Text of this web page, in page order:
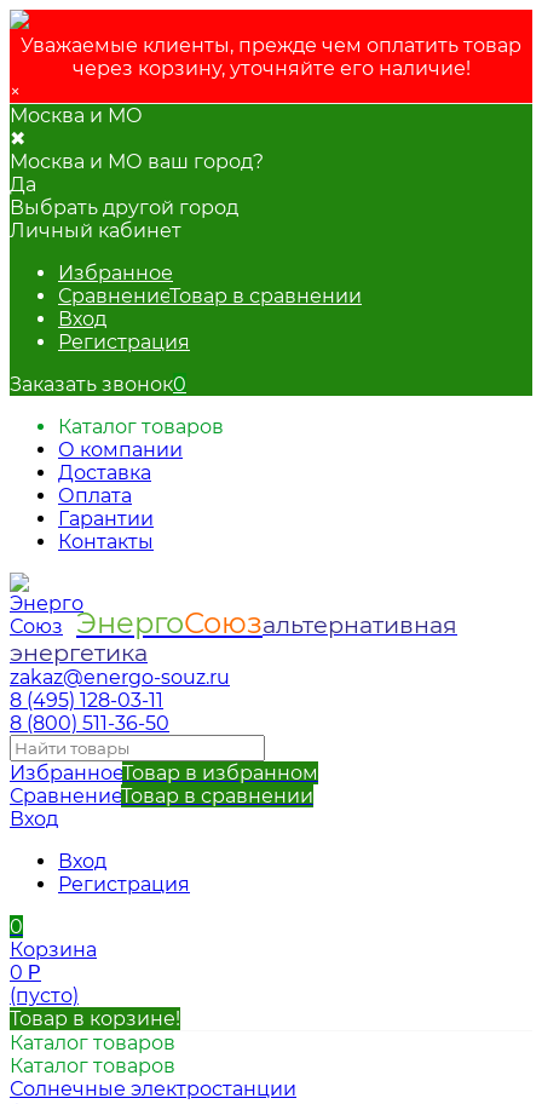
Уважаемые клиенты, прежде чем оплатить товар
через корзину, уточняйте его наличие!
×
Москва и МО
✖
Москва и МО ваш город?
Да
Выбрать другой город
Личный кабинет
Избранное
СравнениеТовар в сравнении
Вход
Регистрация
Заказать звонок0
Каталог товаров
О компании
Доставка
Оплата
Гарантии
Контакты
ЭнергоСоюзальтернативная
энергетика
zakaz@energo-souz.ru
8 (495) 128-03-11
8 (800) 511-36-50
ИзбранноеТовар в избранном
СравнениеТовар в сравнении
Вход
Вход
Регистрация
0
Корзина
0 Р
(пусто)
Товар в корзине!
Каталог товаров
Каталог товаров
Солнечные электростанции